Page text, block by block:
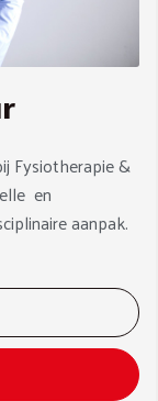
Fysiotherapie &
en
aanpak.